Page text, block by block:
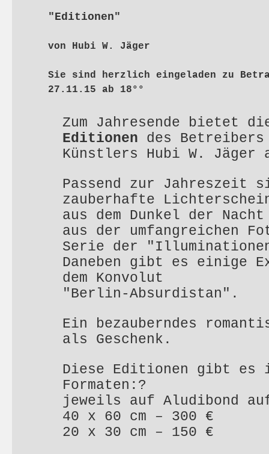
"Editionen"
von Hubi W. Jäger
Sie sind herzlich eingeladen zu
27.11.15 ab 18°°
Zum Jahresende bietet
Editionen des Betreibers
Künstlers Hubi W. Jäger
Passend zur Jahreszeit
zauberhafte
aus dem Dunkel der
aus der umfangreichen
Serie der
Daneben gibt es einige
dem Konvolut
"Berlin-Absurdistan".
Ein bezauberndes
als Geschenk.
Diese Editionen gibt es
Formaten:?
jeweils auf Aludibond
40 x 60 cm – 300 €
20 x 30 cm – 150 €